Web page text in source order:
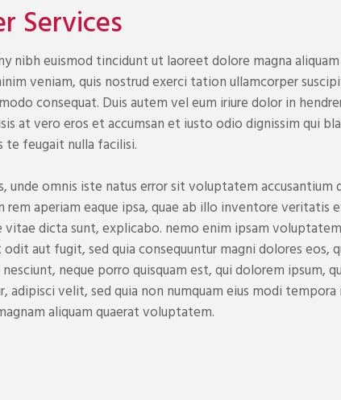
Services
nibh euismod tincidunt ut laoreet dolore magna
veniam, quis nostrud exerci tation ullamcorper
consequat. Duis autem vel eum iriure dolor in
at vero eros et accumsan et iusto odio dignissim qui
te feugait nulla facilisi.
unde omnis iste natus error sit voluptatem accusantium
aperiam eaque ipsa, quae ab illo inventore veritatis
dicta sunt, explicabo. nemo enim ipsam
aut fugit, sed quia consequuntur magni dolores eos,
neque porro quisquam est, qui dolorem ipsum,
adipisci velit, sed quia non numquam eius modi
aliquam quaerat voluptatem.